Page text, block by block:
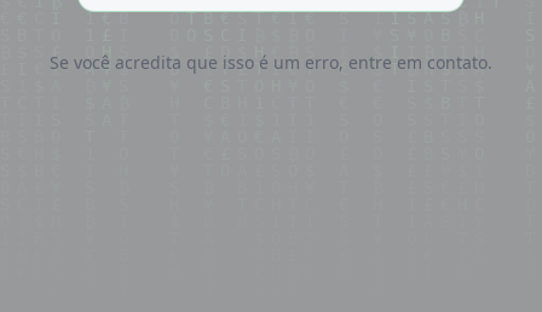
Se você acredita que isso é um erro, entre em contato.